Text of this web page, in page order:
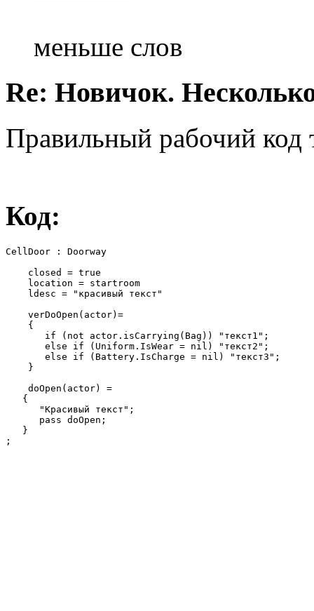
меньше слов
Re: Новичок.
Правильный рабочий код
Код:
CellDoor : Doorway
    closed = true
    location = startroom
    ldesc = "красивый текст"
    verDoOpen(actor)=
    {
       if (not actor.isCarrying(Bag)) "текст1";
       else if (Uniform.IsWear = nil) "текст2";
       else if (Battery.IsCharge = nil) "текст3";
    }
    doOpen(actor) =
   {
      "Красивый текст";
      pass doOpen;
   }
;